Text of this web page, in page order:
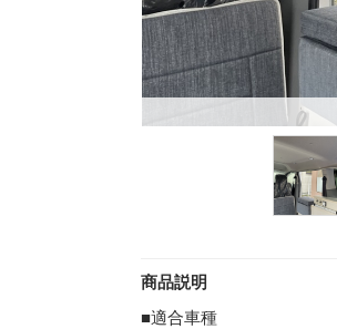
商品説明
■適合車種